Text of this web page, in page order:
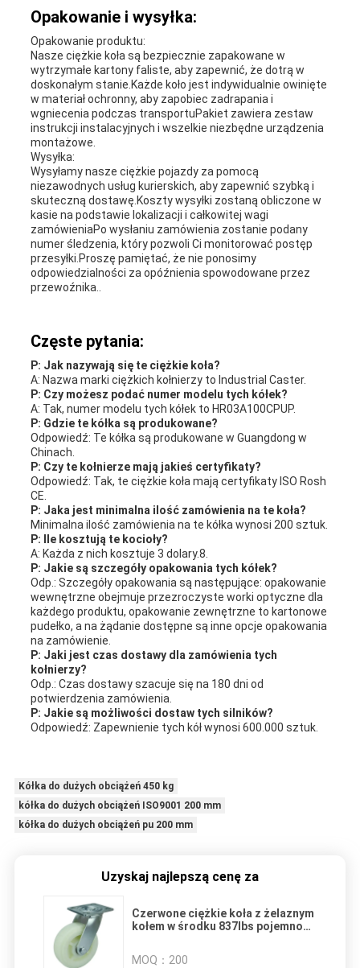
Opakowanie i wysyłka:
Opakowanie produktu:
Nasze ciężkie koła są bezpiecznie zapakowane w
wytrzymałe kartony faliste, aby zapewnić, że dotrą w
doskonałym stanie.Każde koło jest indywidualnie owinięte
w materiał ochronny, aby zapobiec zadrapania i
wgniecenia podczas transportuPakiet zawiera zestaw
instrukcji instalacyjnych i wszelkie niezbędne urządzenia
montażowe.
Wysyłka:
Wysyłamy nasze ciężkie pojazdy za pomocą
niezawodnych usług kurierskich, aby zapewnić szybką i
skuteczną dostawę.Koszty wysyłki zostaną obliczone w
kasie na podstawie lokalizacji i całkowitej wagi
zamówieniaPo wysłaniu zamówienia zostanie podany
numer śledzenia, który pozwoli Ci monitorować postęp
przesyłki.Proszę pamiętać, że nie ponosimy
odpowiedzialności za opóźnienia spowodowane przez
przewoźnika..
Częste pytania:
P: Jak nazywają się te ciężkie koła?
A: Nazwa marki ciężkich kołnierzy to Industrial Caster.
P: Czy możesz podać numer modelu tych kółek?
A: Tak, numer modelu tych kółek to HR03A100CPUP.
P: Gdzie te kółka są produkowane?
Odpowiedź: Te kółka są produkowane w Guangdong w
Chinach.
P: Czy te kołnierze mają jakieś certyfikaty?
Odpowiedź: Tak, te ciężkie koła mają certyfikaty ISO Rosh
CE.
P: Jaka jest minimalna ilość zamówienia na te koła?
Minimalna ilość zamówienia na te kółka wynosi 200 sztuk.
P: Ile kosztują te kocioły?
A: Każda z nich kosztuje 3 dolary.8.
P: Jakie są szczegóły opakowania tych kółek?
Odp.: Szczegóły opakowania są następujące: opakowanie
wewnętrzne obejmuje przezroczyste worki optyczne dla
każdego produktu, opakowanie zewnętrzne to kartonowe
pudełko, a na żądanie dostępne są inne opcje opakowania
na zamówienie.
P: Jaki jest czas dostawy dla zamówienia tych
kołnierzy?
Odp.: Czas dostawy szacuje się na 180 dni od
potwierdzenia zamówienia.
P: Jakie są możliwości dostaw tych silników?
Odpowiedź: Zapewnienie tych kół wynosi 600.000 sztuk.
Kółka do dużych obciążeń 450 kg
kółka do dużych obciążeń ISO9001 200 mm
kółka do dużych obciążeń pu 200 mm
Uzyskaj najlepszą cenę za
Czerwone ciężkie koła z żelaznym
kołem w środku 837lbs pojemność
MOQ： 200